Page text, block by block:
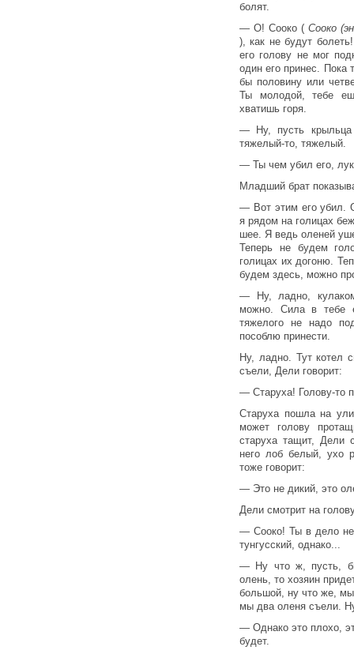
болят.
— О! Сооко ( Сооко
), как не будут
его голову не мог
один его принес.
бы половину или
Ты молодой, тебе
хватишь горя.
— Ну, пусть
тяжелый-то, тяжелый.
— Ты чем убил его,
Младший брат
— Вот этим его убил.
я рядом на голицах
шее. Я ведь оленей
Теперь не будем
голицах их догоню.
будем здесь, можно
— Ну, ладно,
можно. Сила в тебе
тяжелого не надо
пособлю принести.
Ну, ладно. Тут котел
съели, Дели говорит:
— Старуха! Голову-то
Старуха пошла на
может голову
старуха тащит, Дели
него лоб белый, ухо
тоже говорит:
— Это не дикий, это
Дели смотрит на
— Сооко! Ты в дело не
тунгусский, однако...
— Ну что ж, пусть,
олень, то хозяин
большой, ну что же,
мы два оленя съели.
— Однако это плохо,
будет.